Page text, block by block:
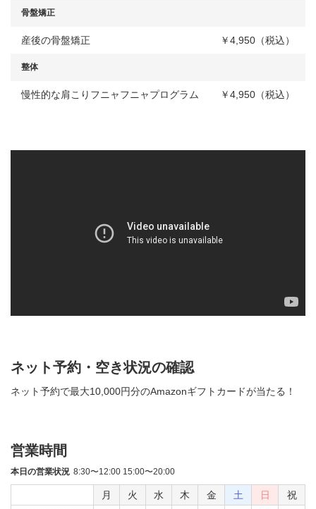
骨盤矯正
産後の骨盤矯正 ￥4,950（税込）
整体
慢性的な肩こりフニャフニャプログラム ￥4,950（税込）
ネット予約・空き状況の確認
ネット予約で最大10,000円分のAmazonギフトカードが当たる！
営業時間
本日の営業状況 8:30〜12:00 15:00〜20:00
月 火 水 木 金 土 日
祝